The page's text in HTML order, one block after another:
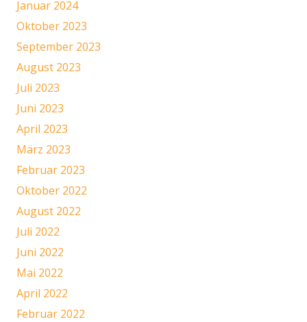
Januar 2024
Oktober 2023
September 2023
August 2023
Juli 2023
Juni 2023
April 2023
März 2023
Februar 2023
Oktober 2022
August 2022
Juli 2022
Juni 2022
Mai 2022
April 2022
Februar 2022